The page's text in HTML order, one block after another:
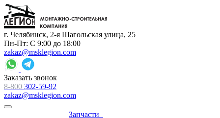
г. Челябинск, 2-я Шагольская улица, 25
Пн-Пт: С 9:00 до 18:00
zakaz@msklegion.com
Заказать звонок
8-800 302-59-92
zakaz@msklegion.com
Запчасти